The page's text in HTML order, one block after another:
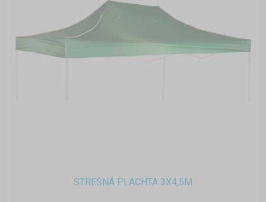
STREŠNÁ PLACHTA 3X4,5M